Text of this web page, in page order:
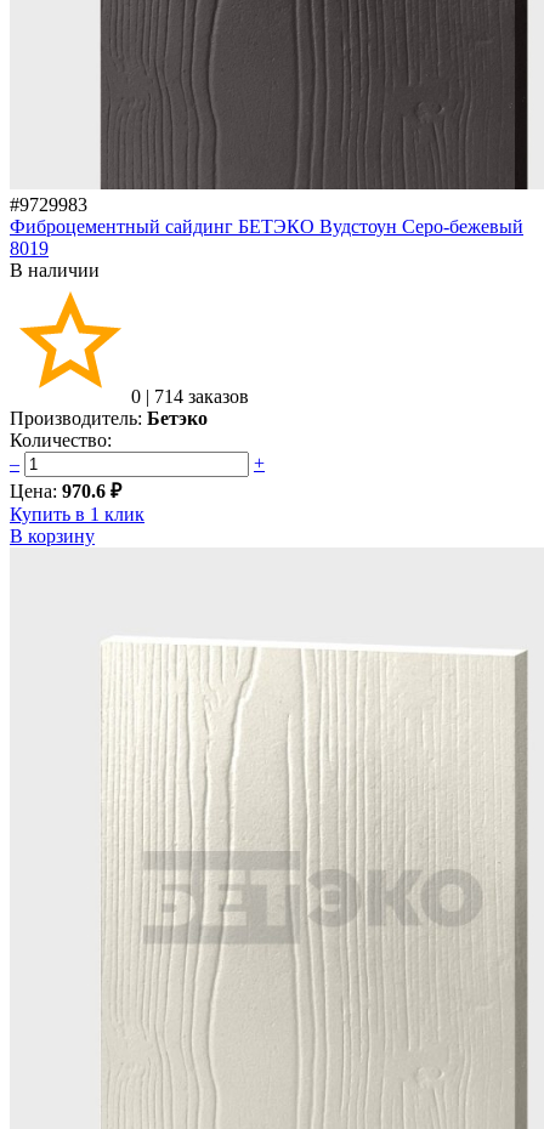
#9729983
Фиброцементный сайдинг БЕТЭКО Вудстоун Серо-бежевый
8019
В наличии
0 | 714 заказов
Производитель: Бетэко
Количество:
–
+
Цена: 970.6 ₽
Купить в 1 клик
В корзину